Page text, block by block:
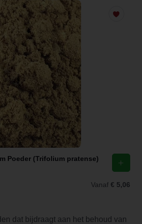
Poeder (Trifolium pratense)
Vanaf € 5,06
dat bijdraagt aan het behoud van